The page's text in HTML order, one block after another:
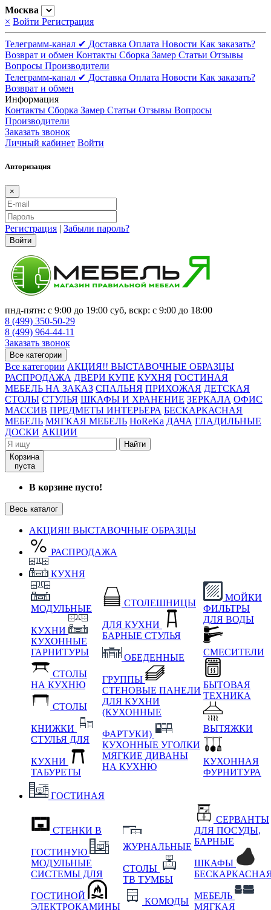
Москва
× Войти Регистрация
Телеграмм-канал ✔ Доставка Оплата Новости Как заказать?
Возврат и обмен Контакты Сборка Замер Статьи Отзывы
Вопросы Производители
Телеграмм-канал ✔ Доставка Оплата Новости Как заказать?
Возврат и обмен
Информация
Контакты Сборка Замер Статьи Отзывы Вопросы
Производители
Заказать звонок
Личный кабинет Войти
Авторизация
×
Регистрация | Забыли пароль?
Войти
пнд-пятн: с 9:00 до 19:00 суб, вскр: с 9:00 до 18:00
8 (499) 350-50-29
8 (499) 964-44-11
Заказать звонок
Все категории
Все категории АКЦИЯ!! ВЫСТАВОЧНЫЕ ОБРАЗЦЫ
РАСПРОДАЖА ДВЕРИ КУПЕ КУХНЯ ГОСТИНАЯ
МЕБЕЛЬ НА ЗАКАЗ СПАЛЬНЯ ПРИХОЖАЯ ДЕТСКАЯ
СТОЛЫ СТУЛЬЯ ШКАФЫ И ХРАНЕНИЕ ЗЕРКАЛА ОФИС
МАССИВ ПРЕДМЕТЫ ИНТЕРЬЕРА БЕСКАРКАСНАЯ
МЕБЕЛЬ МЯГКАЯ МЕБЕЛЬ HoReKa ДАЧА ГЛАДИЛЬНЫЕ
ДОСКИ АКЦИИ
Найти
Корзина
пуста
В корзине пусто!
Весь каталог
АКЦИЯ!! ВЫСТАВОЧНЫЕ ОБРАЗЦЫ
РАСПРОДАЖА
КУХНЯ
МОДУЛЬНЫЕ
КУХНИ
КУХОННЫЕ
ГАРНИТУРЫ
СТОЛЫ
НА КУХНЮ
СТОЛЫ
КНИЖКИ
СТУЛЬЯ ДЛЯ
КУХНИ
ТАБУРЕТЫ
СТОЛЕШНИЦЫ
ДЛЯ КУХНИ
БАРНЫЕ СТУЛЬЯ
ОБЕДЕННЫЕ
ГРУППЫ
СТЕНОВЫЕ ПАНЕЛИ
ДЛЯ КУХНИ
(КУХОННЫЕ
ФАРТУКИ)
КУХОННЫЕ УГОЛКИ
МЯГКИЕ ДИВАНЫ
НА КУХНЮ
МОЙКИ
ФИЛЬТРЫ
ДЛЯ ВОДЫ
СМЕСИТЕЛИ
БЫТОВАЯ
ТЕХНИКА
ВЫТЯЖКИ
КУХОННАЯ
ФУРНИТУРА
ГОСТИНАЯ
СТЕНКИ В
ГОСТИНУЮ
МОДУЛЬНЫЕ
СИСТЕМЫ ДЛЯ
ГОСТИНОЙ
ЭЛЕКТРОКАМИНЫ
ЖУРНАЛЬНЫЕ
СТОЛЫ
ТВ ТУМБЫ
КОМОДЫ
СЕРВАНТЫ
ДЛЯ ПОСУДЫ,
БАРНЫЕ
ШКАФЫ
МЕБЕЛЬ
МЯГКАЯ